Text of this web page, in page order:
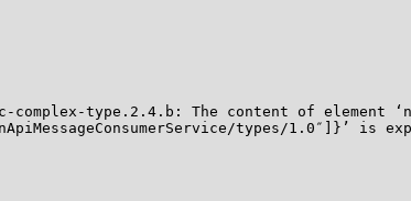
type.2.4.b: The content of element
types/1.0″]}’ is